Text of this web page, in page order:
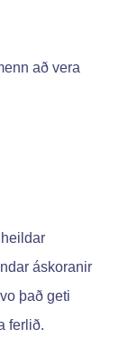
að vera
áskoranir
það geti
ferlið.